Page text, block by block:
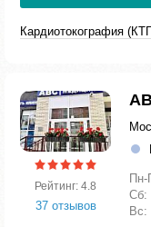
Кардиотокография
Рейтинг: 4.8
37 отзывов
Пн-
Сб:
Вс: